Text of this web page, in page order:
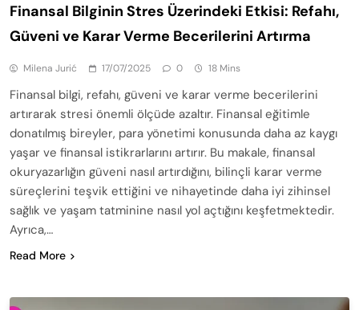
Finansal Bilginin Stres Üzerindeki Etkisi: Refahı,
Güveni ve Karar Verme Becerilerini Artırma
Milena Jurić 17/07/2025 0 18 Mins
Finansal bilgi, refahı, güveni ve karar verme becerilerini
artırarak stresi önemli ölçüde azaltır. Finansal eğitimle
donatılmış bireyler, para yönetimi konusunda daha az kaygı
yaşar ve finansal istikrarlarını artırır. Bu makale, finansal
okuryazarlığın güveni nasıl artırdığını, bilinçli karar verme
süreçlerini teşvik ettiğini ve nihayetinde daha iyi zihinsel
sağlık ve yaşam tatminine nasıl yol açtığını keşfetmektedir.
Ayrıca,…
Read More